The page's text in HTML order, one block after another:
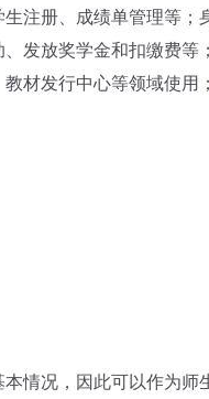
注册、成绩单管理等
发放奖学金和扣缴费
材发行中心等领域使
情况，因此可以作为师